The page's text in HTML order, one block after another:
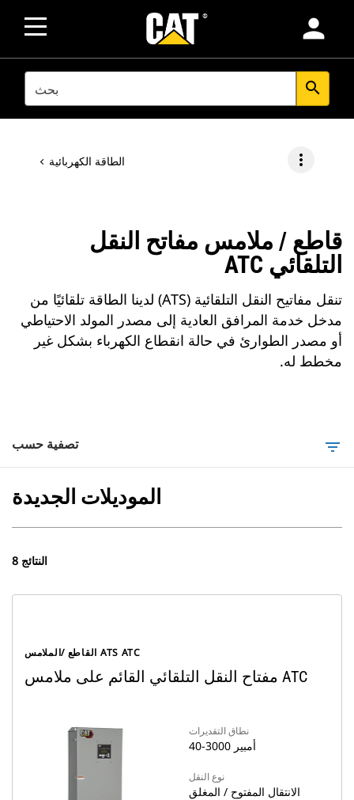
person
SEARCH search
الطاقة الكهربائية more_vert
قاطع / ملامس مفاتح النقل
التلقائي ATC
تنقل مفاتيح النقل التلقائية (ATS) لدينا الطاقة تلقائيًا من
مدخل خدمة المرافق العادية إلى مصدر المولد الاحتياطي
أو مصدر الطوارئ في حالة انقطاع الكهرباء بشكل غير
مخطط له.
تصفية حسب filter_list
الموديلات الجديدة
8 النتائج
القاطع /الملامس ATS ATC
مفتاح النقل التلقائي القائم على ملامس ATC
نطاق التقديرات
40-3000 أمبير
نوع النقل
الانتقال المفتوح / المغلق